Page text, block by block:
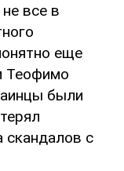
все в
еще
Теофимо
были
скандалов с